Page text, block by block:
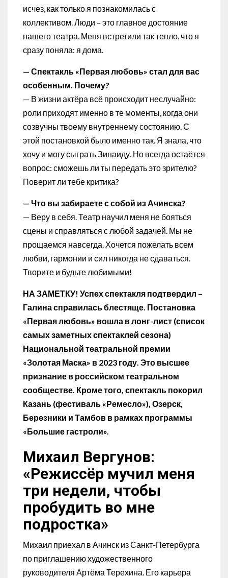
исчез, как только я познакомилась с
коллективом. Люди – это главное достояние
нашего театра. Меня встретили так тепло, что я
сразу поняла: я дома.
— Спектакль «Первая любовь» стал для вас
особенным. Почему?
— В жизни актёра всё происходит неслучайно:
роли приходят именно в те моменты, когда они
созвучны твоему внутреннему состоянию. С
этой постановкой было именно так. Я знала, что
хочу и могу сыграть Зинаиду. Но всегда остаётся
вопрос: сможешь ли ты передать это зрителю?
Поверит ли тебе критика?
— Что вы забираете с собой из Ачинска?
— Веру в себя. Театр научил меня не бояться
сцены и справляться с любой задачей. Мы не
прощаемся навсегда. Хочется пожелать всем
любви, гармонии и сил никогда не сдаваться.
Творите и будьте любимыми!
НА ЗАМЕТКУ! Успех спектакля подтвердил –
Галина справилась блестяще. Постановка
«Первая любовь» вошла в лонг-лист (список
самых заметных спектаклей сезона)
Национальной театральной премии
«Золотая Маска» в 2023 году. Это высшее
признание в российском театральном
сообществе. Кроме того, спектакль покорил
Казань (фестиваль «Ремесло»), Озерск,
Березники и Тамбов в рамках программы
«Большие гастроли».
Михаил Вергунов:
«Режиссёр мучил меня
три недели, чтобы
пробудить во мне
подростка»
Михаил приехал в Ачинск из Санкт-Петербурга
по приглашению художественного
руководителя Артёма Терехина. Его карьера